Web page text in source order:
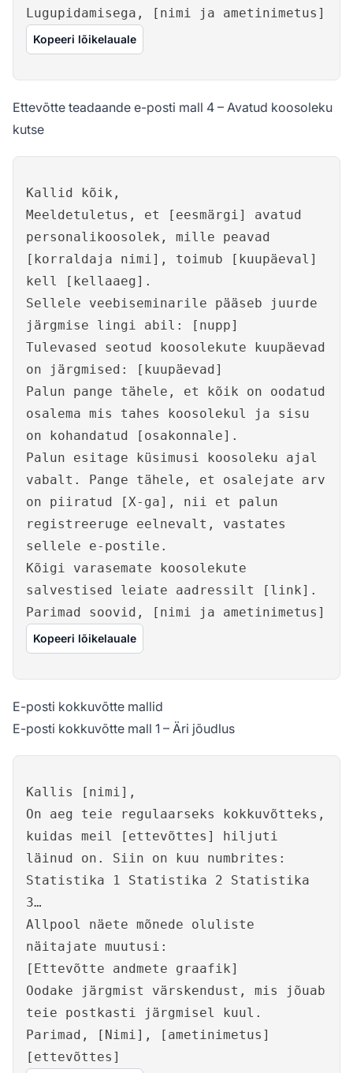
Lugupidamisega, [nimi ja ametinimetus]
Kopeeri lõikelauale
Ettevõtte teadaande e-posti mall 4 – Avatud koosoleku
kutse
Kallid kõik,
Meeldetuletus, et [eesmärgi] avatud
personalikoosolek, mille peavad
[korraldaja nimi], toimub [kuupäeval]
kell [kellaaeg].
Sellele veebiseminarile pääseb juurde
järgmise lingi abil: [nupp]
Tulevased seotud koosolekute kuupäevad
on järgmised: [kuupäevad]
Palun pange tähele, et kõik on oodatud
osalema mis tahes koosolekul ja sisu
on kohandatud [osakonnale].
Palun esitage küsimusi koosoleku ajal
vabalt. Pange tähele, et osalejate arv
on piiratud [X-ga], nii et palun
registreeruge eelnevalt, vastates
sellele e-postile.
Kõigi varasemate koosolekute
salvestised leiate aadressilt [link].
Parimad soovid, [nimi ja ametinimetus]
Kopeeri lõikelauale
E-posti kokkuvõtte mallid
E-posti kokkuvõtte mall 1 – Äri jõudlus
Kallis [nimi],
On aeg teie regulaarseks kokkuvõtteks,
kuidas meil [ettevõttes] hiljuti
läinud on. Siin on kuu numbrites:
Statistika 1 Statistika 2 Statistika
3…
Allpool näete mõnede oluliste
näitajate muutusi:
[Ettevõtte andmete graafik]
Oodake järgmist värskendust, mis jõuab
teie postkasti järgmisel kuul.
Parimad, [Nimi], [ametinimetus]
[ettevõttes]